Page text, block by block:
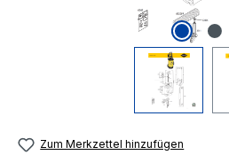
Zum Merkzettel hinzufügen